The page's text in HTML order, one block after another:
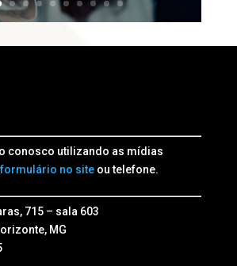
conosco utilizando as mídias
formulário no siteou telefone.
715 – sala 603
MG